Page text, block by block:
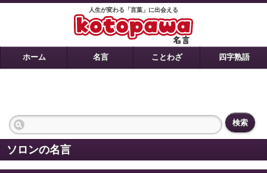
人生が変わる「言葉」に出会える
ホーム 名言 ことわざ 四字熟語
検索
ソロンの名言